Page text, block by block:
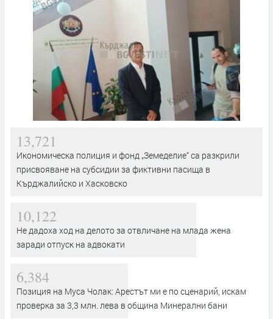
13,721
Икономическа полиция и фонд „Земеделие“ са разкрили
присвояване на субсидии за фиктивни пасища в
Кърджалийско и Хасковско
10,122
Не дадоха ход на делото за отвличане на млада жена
заради отпуск на адвокати
6,384
Позиция на Муса Чолак: Арестът ми е по сценарий, искам
проверка за 3,3 млн. лева в община Минерални бани